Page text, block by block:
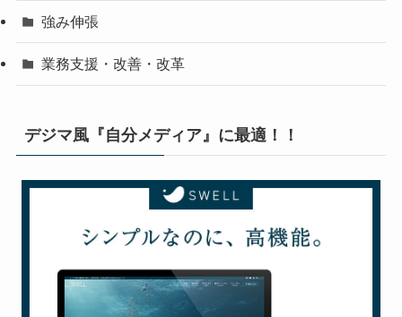
強み伸張
業務支援・改善・改革
デジマ風『自分メディア』に最適！！